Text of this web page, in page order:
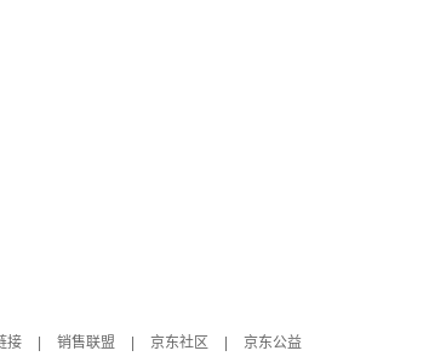
接 销售联盟 京东社区
京东公益